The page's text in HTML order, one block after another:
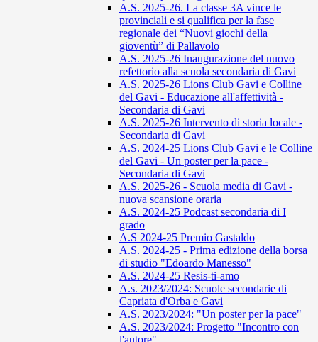
A.S. 2025-26. La classe 3A vince le
provinciali e si qualifica per la fase
regionale dei “Nuovi giochi della
gioventù” di Pallavolo
A.S. 2025-26 Inaugurazione del nuovo
refettorio alla scuola secondaria di Gavi
A.S. 2025-26 Lions Club Gavi e Colline
del Gavi - Educazione all'affettività -
Secondaria di Gavi
A.S. 2025-26 Intervento di storia locale -
Secondaria di Gavi
A.S. 2024-25 Lions Club Gavi e le Colline
del Gavi - Un poster per la pace -
Secondaria di Gavi
A.S. 2025-26 - Scuola media di Gavi -
nuova scansione oraria
A.S. 2024-25 Podcast secondaria di I
grado
A.S 2024-25 Premio Gastaldo
A.S. 2024-25 - Prima edizione della borsa
di studio "Edoardo Manesso"
A.S. 2024-25 Resis-ti-amo
A.s. 2023/2024: Scuole secondarie di
Capriata d'Orba e Gavi
A.S. 2023/2024: "Un poster per la pace"
A.S. 2023/2024: Progetto "Incontro con